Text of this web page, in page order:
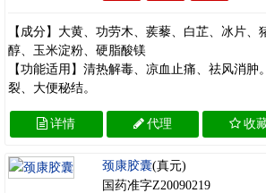
【成分】大黄、功劳木、蒺藜、白芷、冰片、
醇、玉米淀粉、硬脂酸镁
【功能适用】清热解毒、凉血止痛、祛风消肿
裂、大便秘结。
详情 代理 收
颈康胶囊(真元)
国药准字Z20090219